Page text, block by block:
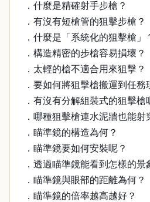
．什麼是精確射手步槍？
．有沒有短槍管的狙擊步槍？
．什麼是「系統化的狙擊槍」
．構造精密的步槍容易損壞？
．太輕的槍不適合用來狙擊？
．要如何將狙擊槍搬運到任務
．有沒有分解組裝式的狙擊槍
．哪種狙擊槍連水泥牆也能射
．瞄準鏡的構造為何？
．瞄準鏡要如何安裝呢？
．透過瞄準鏡能看到怎樣的景
．瞄準鏡與眼部的距離為何？
．瞄準鏡的倍率越高越好？